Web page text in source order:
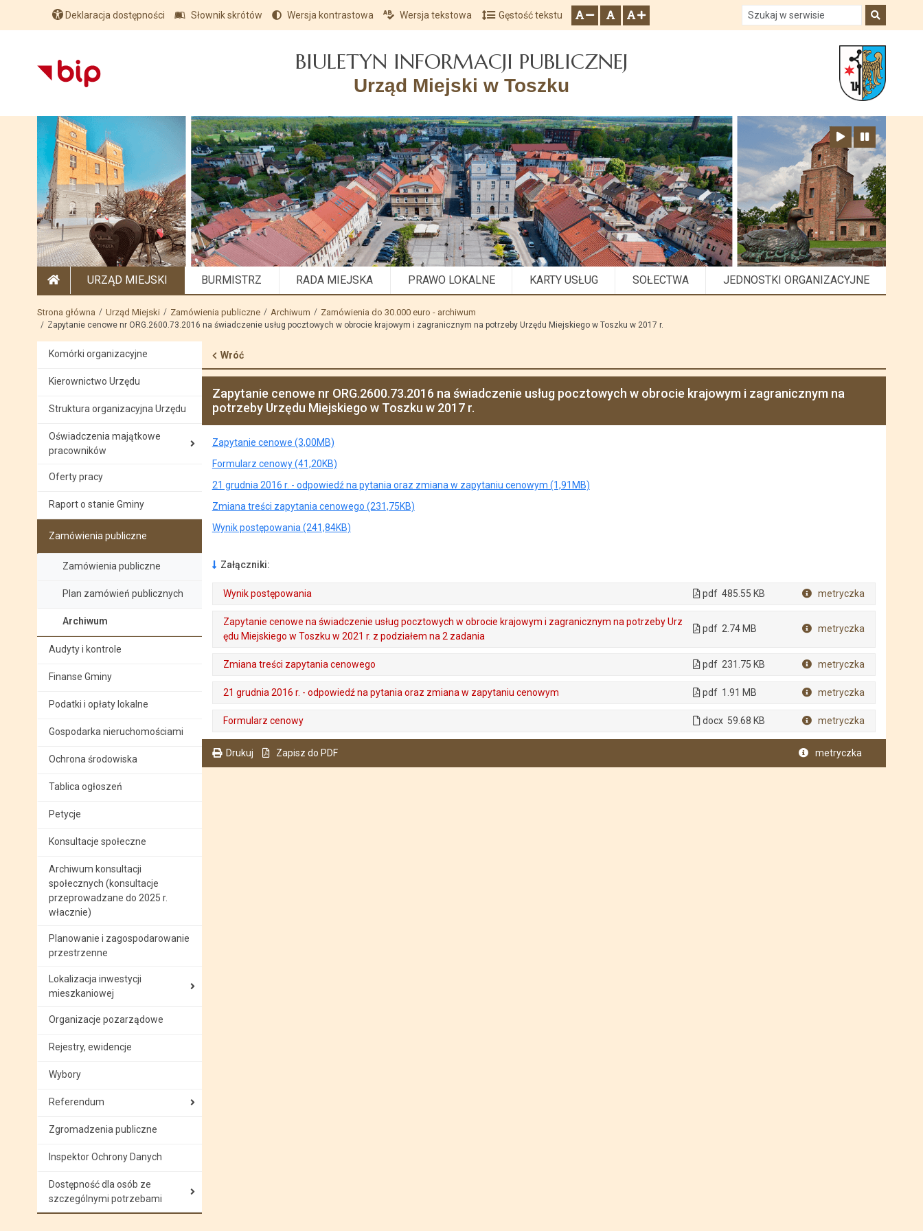
Przejdź do głównego menu
Przejdź do treści
Przejdź do mapy serwisu
Deklaracja dostępności Słownik skrótów Wersja kontrastowa Wersja tekstowa Gęstość tekstu
BIULETYN INFORMACJI PUBLICZNEJ
Urząd Miejski w Toszku
URZĄD MIEJSKI BURMISTRZ RADA MIEJSKA PRAWO LOKALNE KARTY USŁUG SOŁECTWA JEDNOSTKI ORGANIZACYJNE
Strona główna Urząd Miejski Zamówienia publiczne Archiwum Zamówienia do 30.000 euro - archiwum
Zapytanie cenowe nr ORG.2600.73.2016 na świadczenie usług pocztowych w obrocie krajowym i zagranicznym na potrzeby Urzędu Miejskiego w Toszku w 2017 r.
Komórki organizacyjne
Kierownictwo Urzędu
Struktura organizacyjna Urzędu
Oświadczenia majątkowe
pracowników
Oferty pracy
Raport o stanie Gminy
Zamówienia publiczne
Zamówienia publiczne
Plan zamówień publicznych
Archiwum
Audyty i kontrole
Finanse Gminy
Podatki i opłaty lokalne
Gospodarka nieruchomościami
Ochrona środowiska
Tablica ogłoszeń
Petycje
Konsultacje społeczne
Archiwum konsultacji
społecznych (konsultacje
przeprowadzane do 2025 r.
włacznie)
Planowanie i zagospodarowanie
przestrzenne
Lokalizacja inwestycji
mieszkaniowej
Organizacje pozarządowe
Rejestry, ewidencje
Wybory
Referendum
Zgromadzenia publiczne
Inspektor Ochrony Danych
Dostępność dla osób ze
szczególnymi potrzebami
Wróć
Zapytanie cenowe nr ORG.2600.73.2016 na świadczenie usług pocztowych w obrocie krajowym i zagranicznym na
potrzeby Urzędu Miejskiego w Toszku w 2017 r.
Zapytanie cenowe (3,00MB)
Formularz cenowy (41,20KB)
21 grudnia 2016 r. - odpowiedź na pytania oraz zmiana w zapytaniu cenowym (1,91MB)
Zmiana treści zapytania cenowego (231,75KB)
Wynik postępowania (241,84KB)
Załączniki:
Wynik postępowania pdf 485.55 KB metryczka
Zapytanie cenowe na świadczenie usług pocztowych w obrocie krajowym i zagranicznym na potrzeby Urz
ędu Miejskiego w Toszku w 2021 r. z podziałem na 2 zadania
pdf 2.74 MB metryczka
Zmiana treści zapytania cenowego pdf 231.75 KB metryczka
21 grudnia 2016 r. - odpowiedź na pytania oraz zmiana w zapytaniu cenowym pdf 1.91 MB metryczka
Formularz cenowy docx 59.68 KB metryczka
Drukuj Zapisz do PDF metryczka